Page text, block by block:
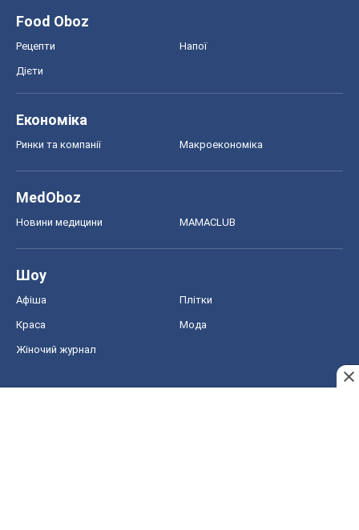
Food Oboz
Рецепти Напої
Дієти
Економіка
Ринки та компанії Макроекономіка
MedOboz
Новини медицини MAMACLUB
Шоу
Афіша Плітки
Краса Мода
Жіночий журнал